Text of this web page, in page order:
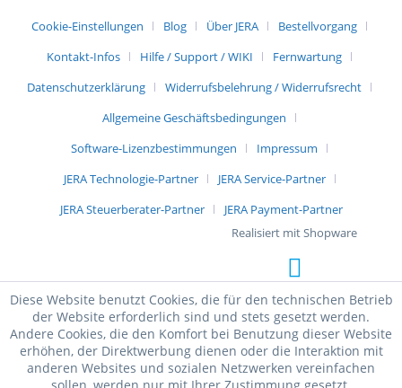
Cookie-Einstellungen Blog Über JERA
Bestellvorgang
Kontakt-Infos
Hilfe / Support / WIKI
Fernwartung
Datenschutzerklärung
Widerrufsbelehrung / Widerrufsrecht
Allgemeine Geschäftsbedingungen
Software-Lizenzbestimmungen
Impressum
JERA Technologie-Partner
JERA Service-Partner
JERA Steuerberater-Partner
JERA Payment-Partner
Realisiert mit Shopware
Diese Website benutzt Cookies, die für den technischen Betrieb
der Website erforderlich sind und stets gesetzt werden.
Andere Cookies, die den Komfort bei Benutzung dieser Website
erhöhen, der Direktwerbung dienen oder die Interaktion mit
anderen Websites und sozialen Netzwerken vereinfachen